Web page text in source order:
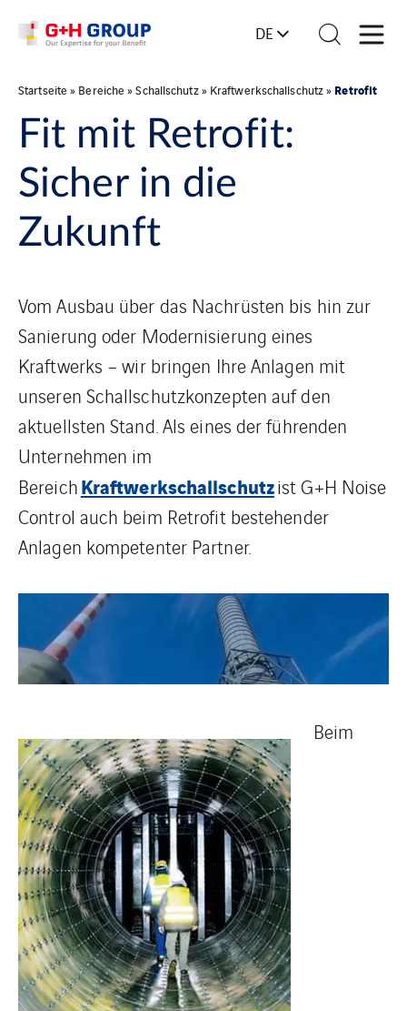
DE
Startseite » Bereiche »Schallschutz» Kraftwerkschallschutz» Retrofit
Fit mit Retrofit:
Sicher in die
Zukunft
Vom Ausbau über das Nachrüsten bis hin zur
Sanierung oder Modernisierung eines
Kraftwerks – wir bringen Ihre Anlagen mit
unseren Schallschutzkonzepten auf den
aktuellsten Stand. Als eines der führenden
Unternehmen im
BereichKraftwerkschallschutzist G+H Noise
Control auch beim Retrofit bestehender
Anlagen kompetenter Partner.
Beim